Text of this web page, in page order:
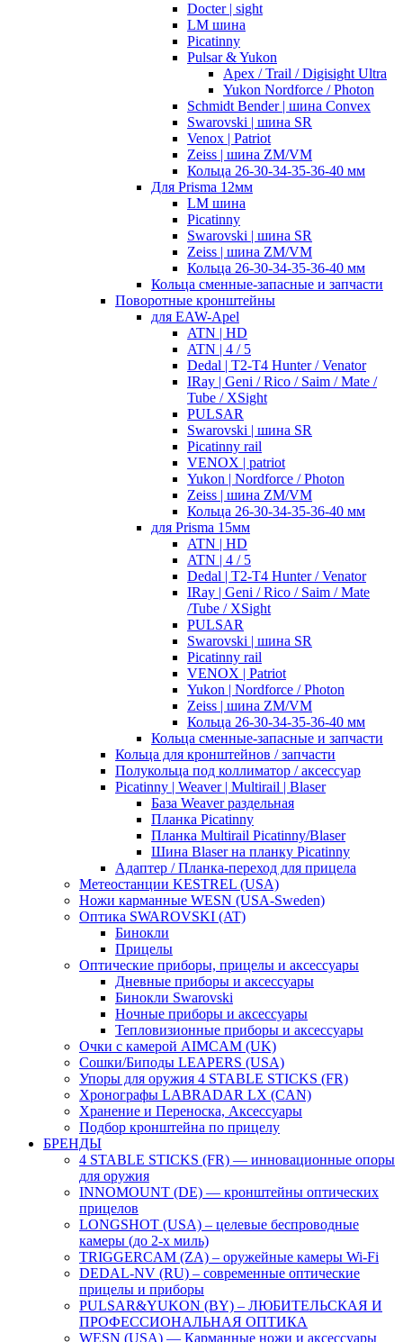
Docter | sight
LM шина
Picatinny
Pulsar & Yukon
Apex / Trail / Digisight Ultra
Yukon Nordforce / Photon
Schmidt Bender | шина Convex
Swarovski | шина SR
Venox | Patriot
Zeiss | шина ZM/VM
Кольца 26-30-34-35-36-40 мм
Для Prisma 12мм
LM шина
Picatinny
Swarovski | шина SR
Zeiss | шина ZM/VM
Кольца 26-30-34-35-36-40 мм
Кольца сменные-запасные и запчасти
Поворотные кронштейны
для EAW-Apel
ATN | HD
ATN | 4 / 5
Dedal | T2-T4 Hunter / Venator
IRay | Geni / Rico / Saim / Mate /
Tube / XSight
PULSAR
Swarovski | шина SR
Picatinny rail
VENOX | patriot
Yukon | Nordforce / Photon
Zeiss | шина ZM/VM
Кольца 26-30-34-35-36-40 мм
для Prisma 15мм
ATN | HD
ATN | 4 / 5
Dedal | T2-T4 Hunter / Venator
IRay | Geni / Rico / Saim / Mate
/Tube / XSight
PULSAR
Swarovski | шина SR
Picatinny rail
VENOX | Patriot
Yukon | Nordforce / Photon
Zeiss | шина ZM/VM
Кольца 26-30-34-35-36-40 мм
Кольца сменные-запасные и запчасти
Кольца для кронштейнов / запчасти
Полукольца под коллиматор / аксессуар
Picatinny | Weaver | Multirail | Blaser
База Weaver раздельная
Планка Picatinny
Планка Multirail Picatinny/Blaser
Шина Blaser на планку Picatinny
Адаптер / Планка-переход для прицела
Метеостанции KESTREL (USA)
Ножи карманные WESN (USA-Sweden)
Оптика SWAROVSKI (AT)
Бинокли
Прицелы
Оптические приборы, прицелы и аксессуары
Дневные приборы и аксессуары
Бинокли Swarovski
Ночные приборы и аксессуары
Тепловизионные приборы и аксессуары
Очки с камерой AIMCAM (UK)
Сошки/Биподы LEAPERS (USA)
Упоры для оружия 4 STABLE STICKS (FR)
Хронографы LABRADAR LX (CAN)
Хранение и Переноска, Аксессуары
Подбор кронштейна по прицелу
БРЕНДЫ
4 STABLE STICKS (FR) — инновационные опоры
для оружия
INNOMOUNT (DE) — кронштейны оптических
прицелов
LONGSHOT (USA) – целевые беспроводные
камеры (до 2-х миль)
TRIGGERCAM (ZA) – оружейные камеры Wi-Fi
DEDAL-NV (RU) – современные оптические
прицелы и приборы
PULSAR&YUKON (BY) – ЛЮБИТЕЛЬСКАЯ И
ПРОФЕССИОНАЛЬНАЯ ОПТИКА
WESN (USA) — Карманные ножи и аксессуары